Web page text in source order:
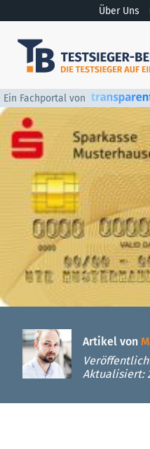
Über Uns
Ein Fachportal von
Artikel von
Aktualisiert: